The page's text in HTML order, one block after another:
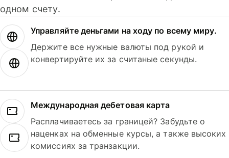
одном счету.
Управляйте деньгами на ходу по всему миру.
Держите все нужные валюты под рукой и
конвертируйте их за считаные секунды.
Международная дебетовая карта
Расплачиваетесь за границей? Забудьте о
наценках на обменные курсы, а также высоких
комиссиях за транзакции.